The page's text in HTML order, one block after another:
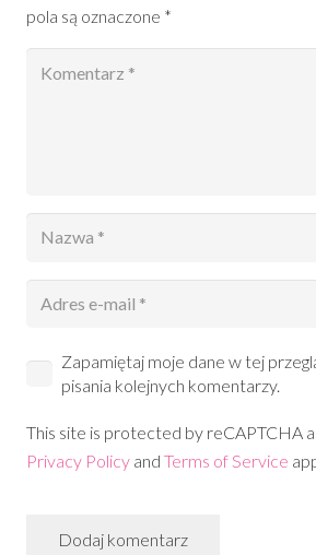
pola są oznaczone *
Zapamiętaj moje dane w tej
pisania kolejnych komentarzy.
This site is protected by reCAPTCHA
Privacy Policy and Terms of Service
Dodaj komentarz